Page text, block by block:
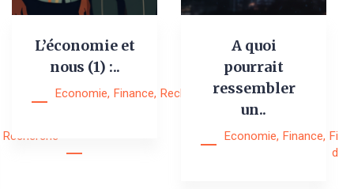
Recherche
L’économie et
nous (1) :..
Economie, Finance, Recherche, Research
Notes
A quoi
pourrait
ressembler
un..
Economie, Finance,